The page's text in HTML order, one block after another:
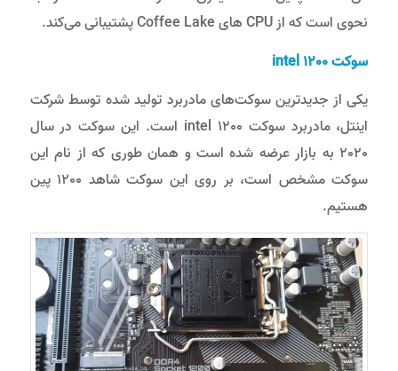
نحوی است که از CPU‌ های Coffee Lake پشتیبانی می‌کند.
سوکتintel 1200
یکی از جدیدترین سوکت‌های مادربرد تولید شده توسط شرکت
اینتل، مادربرد سوکت intel 1200 است. این سوکت در سال
2020 به بازار عرضه شده است و همان طوری که از نام این
سوکت مشخص است، بر روی این سوکت شاهد 1200 پین
هستیم.